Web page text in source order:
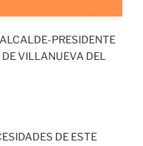
PRESIDENTE
DE VILLANUEVA DEL
DE ESTE